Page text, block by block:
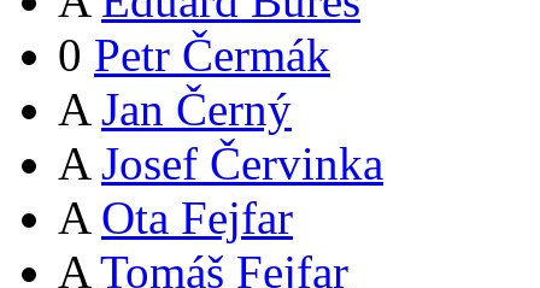
0 Petr Čermák
A Jan Černý
A Josef Červinka
A Ota Fejfar
A Tomáš Fejfar